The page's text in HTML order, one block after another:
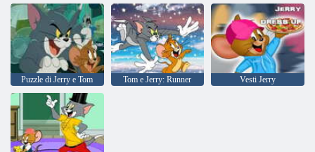
Puzzle di Jerry e Tom Tom e Jerry: Runner Vesti Jerry